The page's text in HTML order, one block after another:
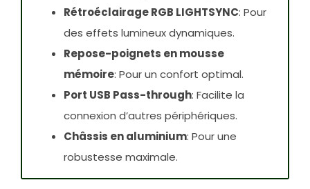
Rétroéclairage RGB LIGHTSYNC: Pour
des effets lumineux dynamiques.
Repose-poignets en mousse
mémoire: Pour un confort optimal.
Port USB Pass-through: Facilite la
connexion d’autres périphériques.
Châssis en aluminium: Pour une
robustesse maximale.